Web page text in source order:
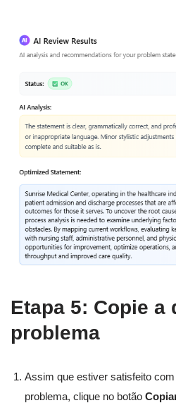
Etapa 5: Copie a
problema
Assim que estiver satisfeito
problema, clique no botão